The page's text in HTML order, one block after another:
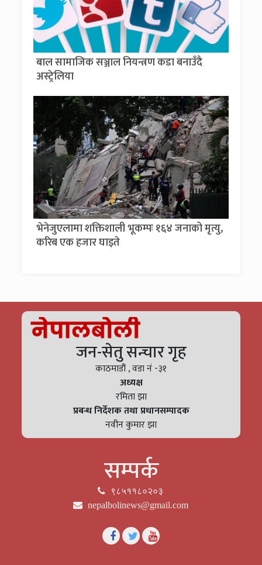
बाल सामाजिक सञ्जाल नियन्त्रण कडा बनाउँदै
अस्ट्रेलिया
भेनेजुएलामा शक्तिशाली भूकम्पः १६४ जनाको मृत्यु,
करिब एक हजार घाइते
जन-सेतु सन्चार गृह
काठमाडौं , वडा नं -३१
अध्यक्ष
रमिता झा
प्रबन्ध निर्देशक तथा प्रधानसम्पादक
नवीन कुमार झा
सम्पर्क
९८५११८०२०३
nepalbolinews@gmail.com